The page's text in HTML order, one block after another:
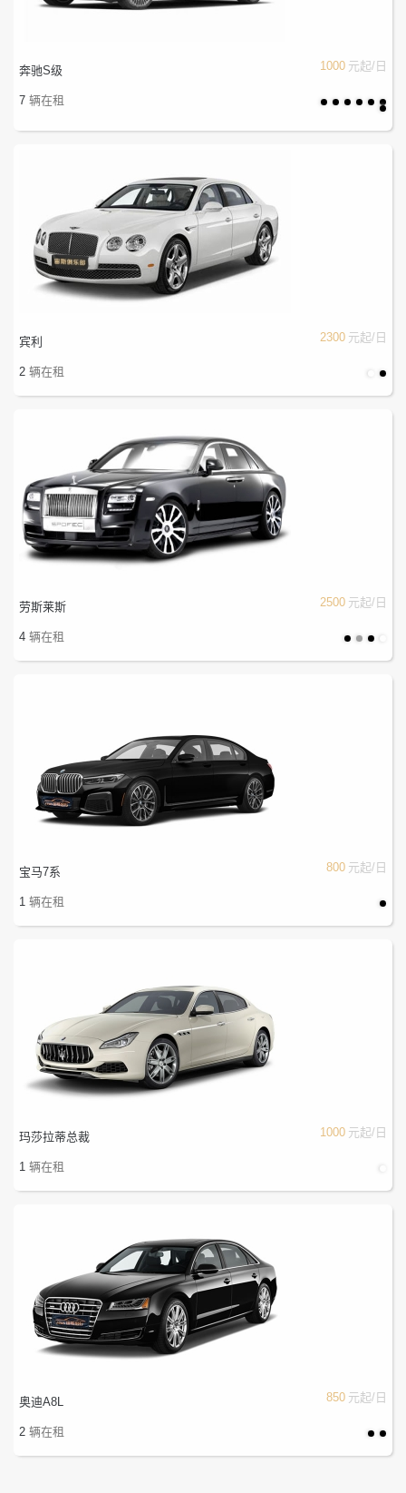
奔驰S级 1000 元起/日
7 辆在租
宾利 2300 元起/日
2 辆在租
劳斯莱斯 2500 元起/日
4 辆在租
宝马7系 800 元起/日
1 辆在租
玛莎拉蒂总裁 1000 元起/日
1 辆在租
奥迪A8L 850 元起/日
2 辆在租